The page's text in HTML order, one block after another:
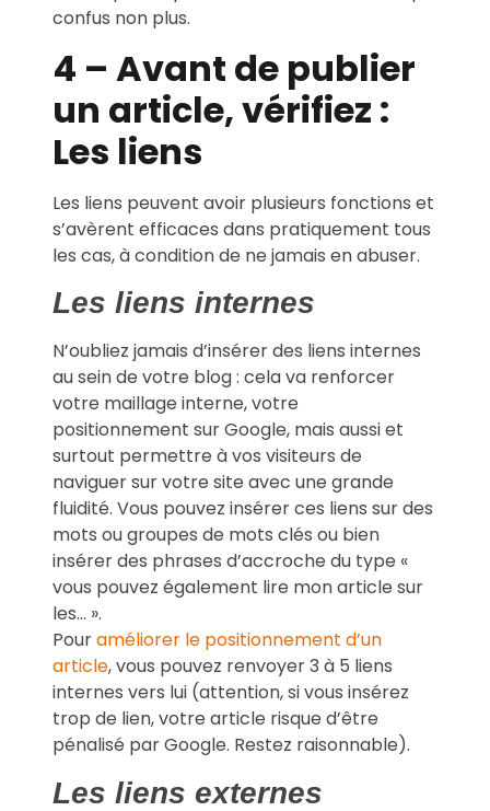
confus non plus.
4 – Avant de publier
un article, vérifiez :
Les liens
Les liens peuvent avoir plusieurs fonctions et
s’avèrent efficaces dans pratiquement tous
les cas, à condition de ne jamais en abuser.
Les liens internes
N’oubliez jamais d’insérer des liens internes
au sein de votre blog : cela va renforcer
votre maillage interne, votre
positionnement sur Google, mais aussi et
surtout permettre à vos visiteurs de
naviguer sur votre site avec une grande
fluidité. Vous pouvez insérer ces liens sur des
mots ou groupes de mots clés ou bien
insérer des phrases d’accroche du type «
vous pouvez également lire mon article sur
les… ».
Pouraméliorer le positionnement d’un
article, vous pouvez renvoyer 3 à 5 liens
internes vers lui (attention, si vous insérez
trop de lien, votre article risque d’être
pénalisé par Google. Restez raisonnable).
Les liens externes